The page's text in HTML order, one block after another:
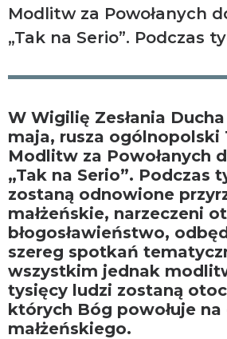
Modlitw za Powołanych
„Tak na Serio”. Podczas
W Wigilię Zesłania
maja, rusza ogólnopolski
Modlitw za Powołanych
„Tak na Serio”. Podczas
zostaną odnowione
małżeńskie, narzeczeni
błogosławieństwo,
szereg spotkań
wszystkim jednak
tysięcy ludzi zostaną
których Bóg powołuje na
małżeńskiego.